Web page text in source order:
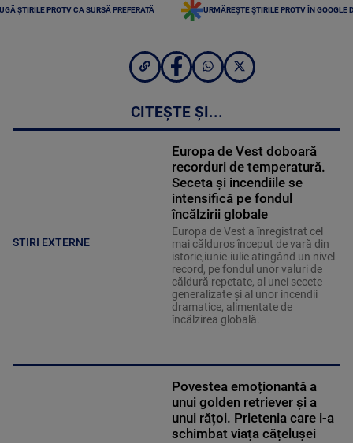
ȘTIRILE PROTV CA SURSĂ PREFERATĂ URMĂREȘTE ȘTIRILE PROTV ÎN GOOGLE
CITEȘTE ȘI...
STIRI EXTERNE
Europa de Vest doboară
recorduri de temperatură.
Seceta și incendiile se
intensifică pe fondul
încălzirii globale
Europa de Vest a înregistrat cel
mai călduros început de vară din
istorie,iunie-iulie atingând un nivel
record, pe fondul unor valuri de
căldură repetate, al unei secete
generalizate şi al unor incendii
dramatice, alimentate de
încălzirea globală.
Povestea emoționantă a
unui golden retriever și a
unui rățoi. Prietenia care i-a
schimbat viața cățelușei